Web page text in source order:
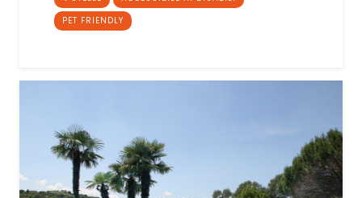
PET FRIENDLY